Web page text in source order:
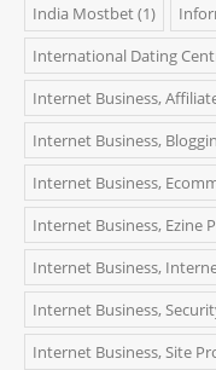
India Mostbet(1)
International Dating
Internet Business,
Internet Business,
Internet Business,
Internet Business, Ezine
Internet Business,
Internet Business,
Internet Business, Site